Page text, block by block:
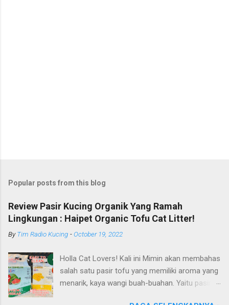
Popular posts from this blog
Review Pasir Kucing Organik Yang Ramah
Lingkungan : Haipet Organic Tofu Cat Litter!
ByTim Radio Kucing -October 19, 2022
Holla Cat Lovers! Kali ini Mimin akan membahas
salah satu pasir tofu yang memiliki aroma yang
menarik, kaya wangi buah-buahan. Yaitu pasir